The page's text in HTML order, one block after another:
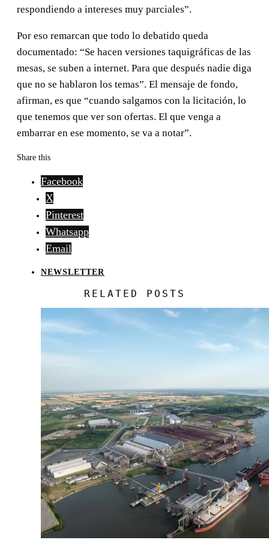
respondiendo a intereses muy parciales”.
Por eso remarcan que todo lo debatido queda
documentado: “Se hacen versiones taquigráficas de las
mesas, se suben a internet. Para que después nadie diga
que no se hablaron los temas”. El mensaje de fondo,
afirman, es que “cuando salgamos con la licitación, lo
que tenemos que ver son ofertas. El que venga a
embarrar en ese momento, se va a notar”.
Share this
Facebook
X
Pinterest
Whatsapp
Email
NEWSLETTER
RELATED POSTS